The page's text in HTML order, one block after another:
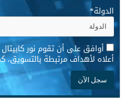
الدولة*
* أوافق على أن تقوم نور
أعلاه لأهداف مرتبطة